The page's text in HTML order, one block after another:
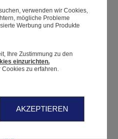
verwenden wir Cookies,
mögliche Probleme
Werbung und Produkte
Ihre Zustimmung zu den
einzurichten.
zu erfahren.
AKZEPTIEREN